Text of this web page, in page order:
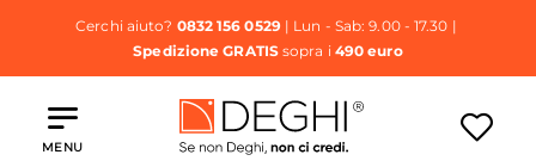
Cerchi aiuto? 0832 156 0529| Lun - Sab: 9.00 - 17.30 |
Spedizione GRATISsopra i 490 euro
MENU